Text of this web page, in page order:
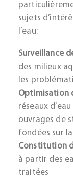
sujets
l’eau:
Surveillance
des milieux
les
Optimisation
réseaux
ouvrages de
fondées sur
Constitution
à partir des
traitées